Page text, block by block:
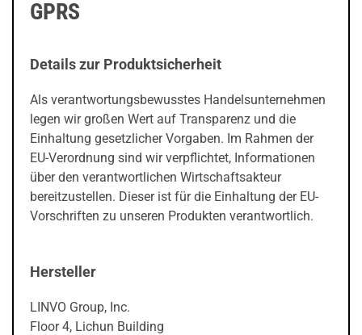
GPRS
Details zur Produktsicherheit
Als verantwortungsbewusstes Handelsunternehmen
legen wir großen Wert auf Transparenz und die
Einhaltung gesetzlicher Vorgaben. Im Rahmen der
EU-Verordnung sind wir verpflichtet, Informationen
über den verantwortlichen Wirtschaftsakteur
bereitzustellen. Dieser ist für die Einhaltung der EU-
Vorschriften zu unseren Produkten verantwortlich.
Hersteller
LINVO Group, Inc.
Floor 4, Lichun Building